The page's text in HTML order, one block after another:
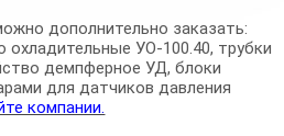
дополнительно заказать:
УО-100.40, трубки
демпферное УД, блоки
для датчиков давления
компании.